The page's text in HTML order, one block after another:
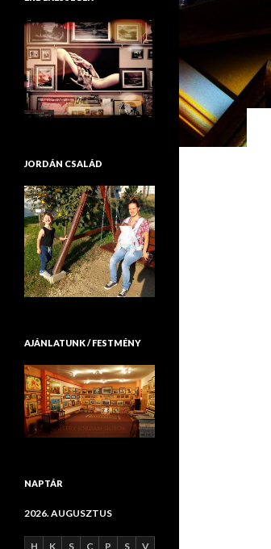
JORDÁN CSALÁD
AJÁNLATUNK / FESTMÉNY
NAPTÁR
2026. AUGUSZTUS
H K S C P S
V